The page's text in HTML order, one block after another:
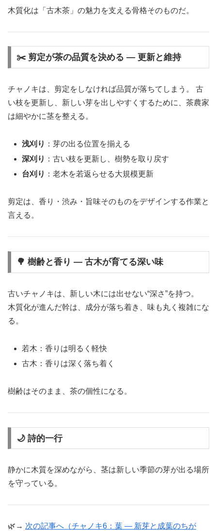
木質化は「古木茶」の魅力を支える骨格そのものだ。
✂️ 剪定が茶の品質を決める ― 更新と維持
チャノキは、剪定をしなければ品質が落ちてしまう。 古
い枝を更新し、新しい芽を出しやすくするために、茶農家
は細やかに茎を整える。
浅刈り ：芽の出る位置を揃える
深刈り ：古い枝を更新し、樹勢を取り戻す
台刈り ：老木を若返らせる大規模更新
剪定は、香り・渋み・旨味そのものをデザインする作業と
言える。
🌳 樹齢と香り ― 古木が育てる深い味
古いチャノキは、新しい木には出せない“深さ”を持つ。
木質化が進んだ幹は、成分が落ち着き、味も丸く複雑にな
る。
若木：香りは明るく軽快
古木：香りは深く落ち着く
樹齢はそのまま、茶の個性になる。
🌙 詩的一行
静かに木質を深めながら、茎は新しい季節の芽が出る場所
を守っている。
🌿→ 次の記事へ（チャノキ6：葉 ― 新芽と成葉のちが